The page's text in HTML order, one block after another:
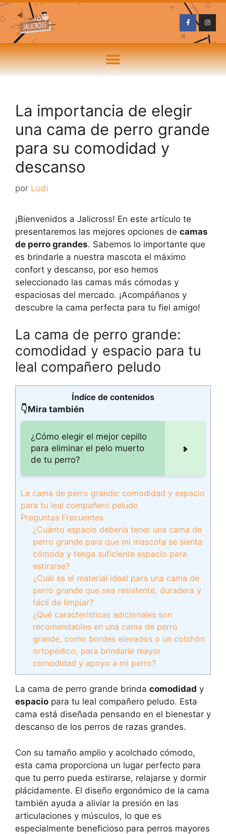
La importancia de elegir
una cama de perro grande
para su comodidad y
descanso
por Ludi
¡Bienvenidos a Jalicross! En este artículo te
presentaremos las mejores opciones de camas
de perro grandes. Sabemos lo importante que
es brindarle a nuestra mascota el máximo
confort y descanso, por eso hemos
seleccionado las camas más cómodas y
espaciosas del mercado. ¡Acompáñanos y
descubre la cama perfecta para tu fiel amigo!
La cama de perro grande:
comodidad y espacio para tu
leal compañero peludo
Índice de contenidos
👇Mira también
¿Cómo elegir el mejor cepillo
para eliminar el pelo muerto
de tu perro?
La cama de perro grande: comodidad y espacio
para tu leal compañero peludo
Preguntas Frecuentes
¿Cuánto espacio debería tener una cama de
perro grande para que mi mascota se sienta
cómoda y tenga suficiente espacio para
estirarse?
¿Cuál es el material ideal para una cama de
perro grande que sea resistente, duradera y
fácil de limpiar?
¿Qué características adicionales son
recomendables en una cama de perro
grande, como bordes elevados o un colchón
ortopédico, para brindarle mayor
comodidad y apoyo a mi perro?
La cama de perro grande brinda comodidad y
espacio para tu leal compañero peludo. Esta
cama está diseñada pensando en el bienestar y
descanso de los perros de razas grandes.
Con su tamaño amplio y acolchado cómodo,
esta cama proporciona un lugar perfecto para
que tu perro pueda estirarse, relajarse y dormir
plácidamente. El diseño ergonómico de la cama
también ayuda a aliviar la presión en las
articulaciones y músculos, lo que es
especialmente beneficioso para perros mayores